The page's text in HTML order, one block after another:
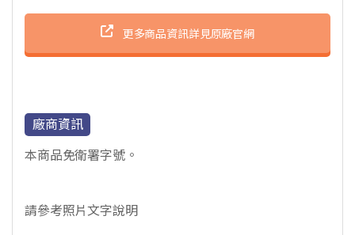
更多商品資訊詳見原廠官網
廠商資訊
本商品免衛署字號。
請參考照片文字說明